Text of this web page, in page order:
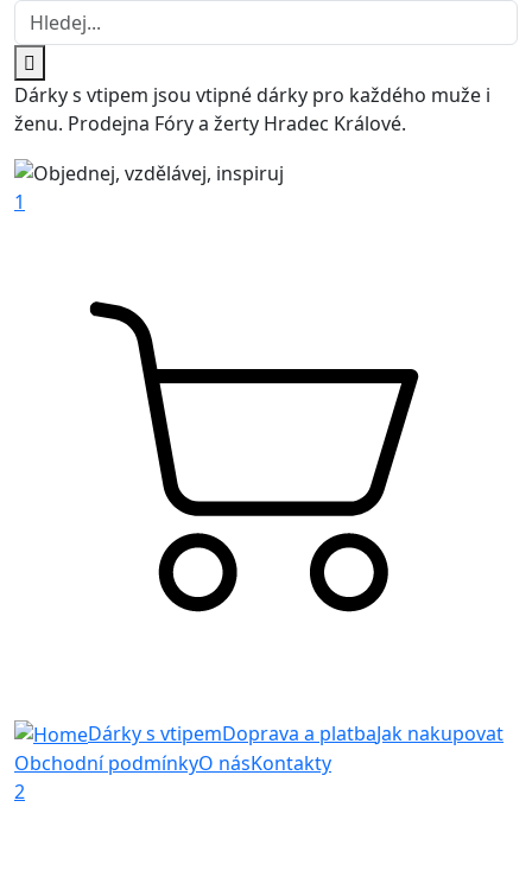
Dárky s vtipem jsou vtipné dárky pro každého muže i
ženu. Prodejna Fóry a žerty Hradec Králové.
1
Dárky s vtipemDoprava a platbaJak nakupovat
Obchodní podmínkyO násKontakty
2